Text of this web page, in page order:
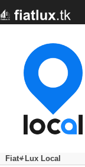
Fiat+/- Lux Local